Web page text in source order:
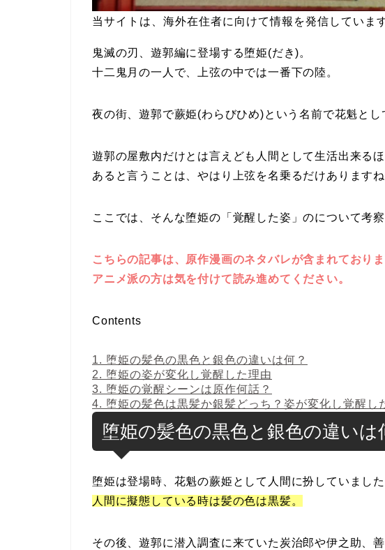
当サイトは、海外在住者に向けて情報を発信しています
鬼滅の刃、遊郭編に登場する堕姫(だき)。
十二鬼月の一人で、上弦の中では一番下の陸。
夜の街、遊郭で蕨姫(わらびひめ)という名前で花魁とし
遊郭の屋敷内だけとは言えども人間として生活出来る
あると言うことは、やはり上弦を名乗るだけありますね
ここでは、そんな堕姫の「覚醒した姿」のについて考察
こちらの記事は、原作漫画のネタバレが含まれておりま
アニメ派の方は気を付けて読み進めてください。
Contents
1. 堕姫の髪色の黒色と銀色の違いは何？
2. 堕姫の姿が変化し覚醒した理由
3. 堕姫の覚醒シーンは原作何話？
4. 堕姫の髪色は黒髪か銀髪どっち？姿が変化し覚醒し
堕姫の髪色の黒色と銀色の違いは
堕姫は登場時、花魁の蕨姫として人間に扮していました
人間に擬態している時は髪の色は黒髪。
その後、遊郭に潜入調査に来ていた炭治郎や伊之助、